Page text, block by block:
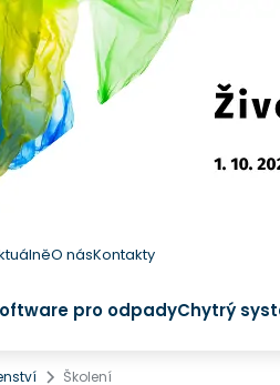
O násKontakty
pro odpadyChytrý
Školení